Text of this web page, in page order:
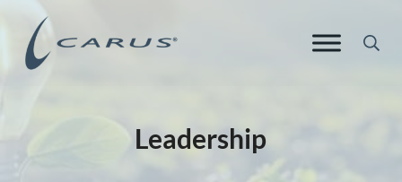
Skip to main content
Skip to header right navigation
Aller au pied de page du site
Leadership